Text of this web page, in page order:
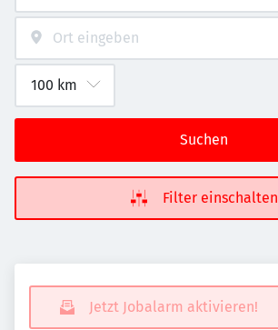
Suchen
Filter einschalten
Jetzt Jobalarm aktivieren!